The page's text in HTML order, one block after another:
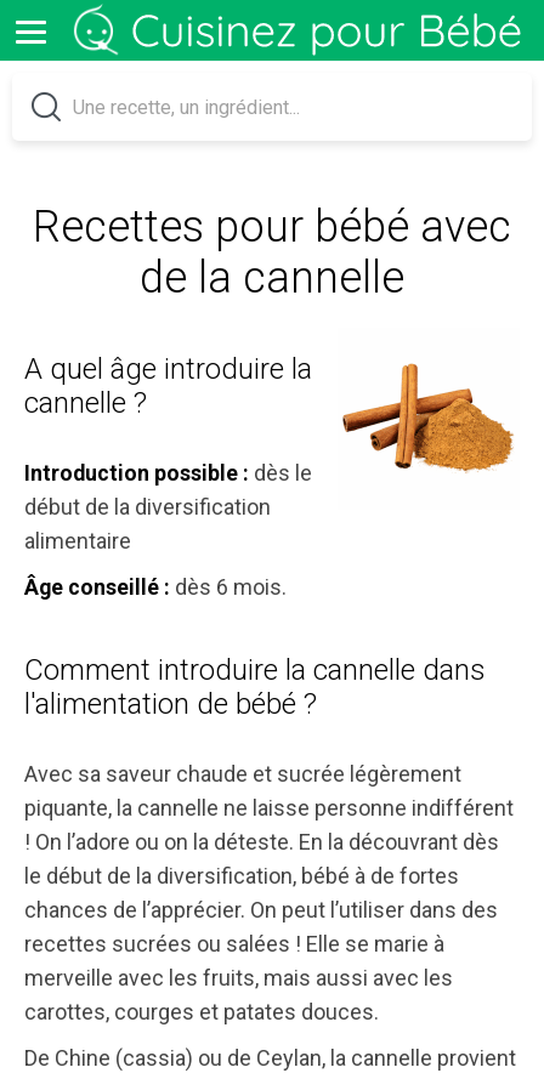
Recettes pour bébé avec
de la cannelle
A quel âge introduire la
cannelle ?
Introduction possible : dès le
début de la diversification
alimentaire
Âge conseillé : dès 6 mois.
Comment introduire la cannelle dans
l'alimentation de bébé ?
Avec sa saveur chaude et sucrée légèrement
piquante, la cannelle ne laisse personne indifférent
! On l’adore ou on la déteste. En la découvrant dès
le début de la diversification, bébé à de fortes
chances de l’apprécier. On peut l’utiliser dans des
recettes sucrées ou salées ! Elle se marie à
merveille avec les fruits, mais aussi avec les
carottes, courges et patates douces.
De Chine (cassia) ou de Ceylan, la cannelle provient